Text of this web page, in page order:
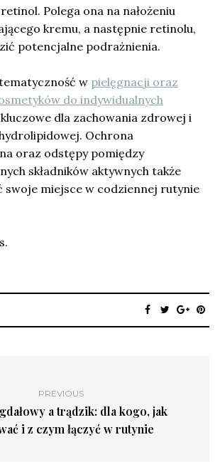
Polega ona na nałożeniu
kremu, a następnie retinolu,
potencjalne podrażnienia.
w pielęgnacji oraz
do indywidualnych
dla zachowania zdrowej i
Ochrona
oraz odstępy pomiędzy
składników aktywnych także
swoje miejsce w codziennej rutynie
PREVIOUS
a trądzik: dla kogo, jak
i z czym łączyć w rutynie